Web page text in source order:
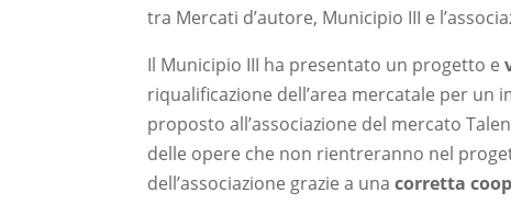
tra Mercati d’autore, Municipio III e
Il Municipio III ha presentato un progetto e
riqualificazione dell’area mercatale per un
proposto all’associazione del mercato
delle opere che non rientreranno nel
dell’associazione grazie a unacorretta